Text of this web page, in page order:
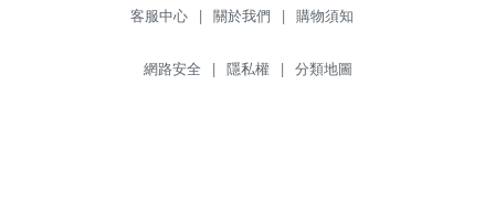
客服中心 | 關於我們 | 購物須知
網路安全 | 隱私權 | 分類地圖